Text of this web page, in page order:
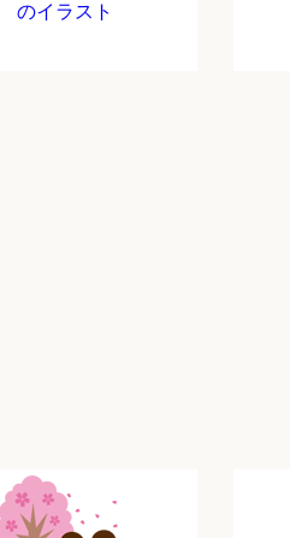
のイラスト